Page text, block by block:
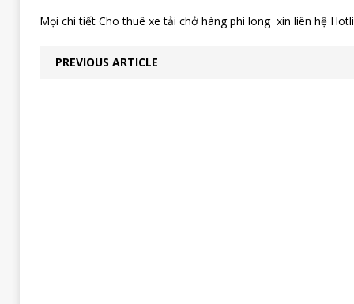
Mọi chi tiết Cho thuê xe tải chở hàng phi long xin liên hệ
PREVIOUS ARTICLE